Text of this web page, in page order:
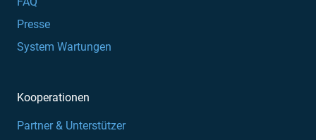
Presse
System Wartungen
Kooperationen
Partner & Unterstützer